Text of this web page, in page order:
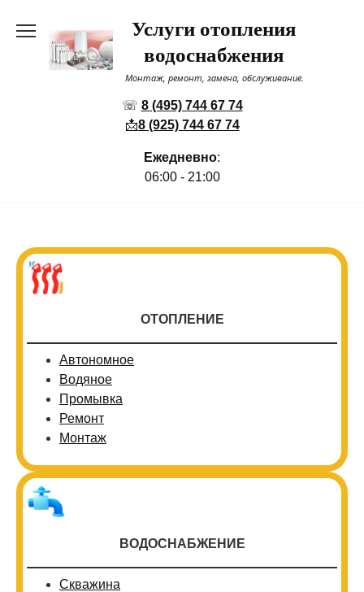
содержанию
Услуги отопления
водоснабжения
Монтаж, ремонт, замена, обслуживание.
☏ 8 (495) 744 67 74
📩8 (925) 744 67 74
Ежедневно:
06:00 - 21:00
ОТОПЛЕНИЕ
Автономное
Водяное
Промывка
Ремонт
Монтаж
ВОДОСНАБЖЕНИЕ
Скважина